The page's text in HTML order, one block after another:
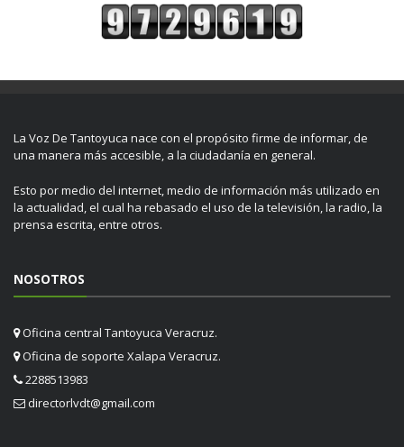
La Voz De Tantoyuca nace con el propósito firme de informar, de
una manera más accesible, a la ciudadanía en general.
Esto por medio del internet, medio de información más utilizado en
la actualidad, el cual ha rebasado el uso de la televisión, la radio, la
prensa escrita, entre otros.
NOSOTROS
Oficina central Tantoyuca Veracruz.
Oficina de soporte Xalapa Veracruz.
2288513983
directorlvdt@gmail.com